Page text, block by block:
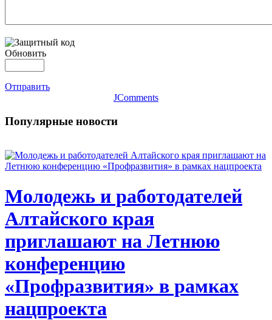
Обновить
Отправить
JComments
Популярные новости
Молодежь и работодателей
Алтайского края
приглашают на Летнюю
конференцию
«Профразвития» в рамках
нацпроекта